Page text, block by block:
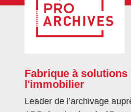
Fabrique à solutions
l'immobilier
Leader de l’archivage